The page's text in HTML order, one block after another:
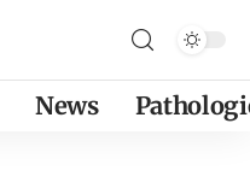
News